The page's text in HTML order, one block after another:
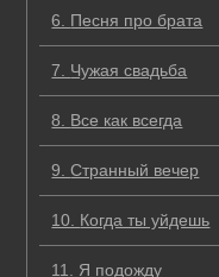
6. Песня про брата
7. Чужая свадьба
8. Все как всегда
9.Странный вечер
10. Когда ты уйдешь
11. Я подожду